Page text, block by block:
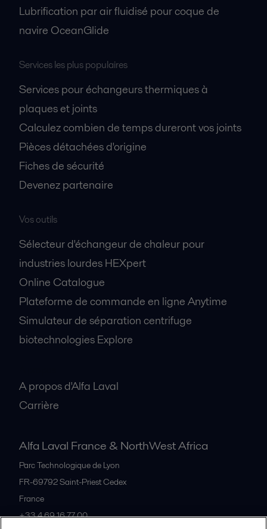
Lubrification par air fluidisé pour coque de
navire OceanGlide
Services les plus populaires
Services pour échangeurs thermiques à
plaques et joints
Calculez combien de temps dureront vos joints
Pièces détachées d'origine
Fiches de sécurité
Devenez partenaire
Vos outils
Sélecteur d'échangeur de chaleur pour
industries lourdes HEXpert
Online Catalogue
Plateforme de commande en ligne Anytime
Simulateur de séparation centrifuge
biotechnologies Explore
A propos d'Alfa Laval
Carrière
Alfa Laval France & NorthWest Africa
Parc Technologique de Lyon
FR-69792Saint-Priest Cedex
France
+33 4 69 16 77 00